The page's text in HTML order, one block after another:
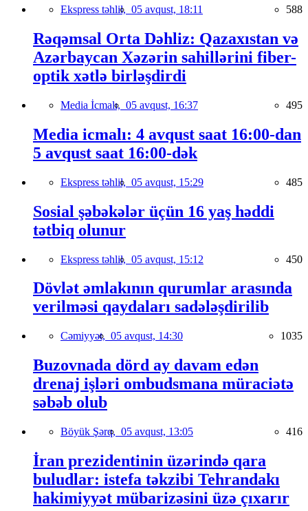
Ekspress təhlil, 05 avqust, 18:11 588
Rəqəmsal Orta Dəhliz: Qazaxıstan və
Azərbaycan Xəzərin sahillərini fiber-
optik xətlə birləşdirdi
Media İcmalı, 05 avqust, 16:37 495
Media icmalı: 4 avqust saat 16:00-dan
5 avqust saat 16:00-dək
Ekspress təhlil, 05 avqust, 15:29 485
Sosial şəbəkələr üçün 16 yaş həddi
tətbiq olunur
Ekspress təhlil, 05 avqust, 15:12 450
Dövlət əmlakının qurumlar arasında
verilməsi qaydaları sadələşdirilib
Cəmiyyət, 05 avqust, 14:30 1035
Buzovnada dörd ay davam edən
drenaj işləri ombudsmana müraciətə
səbəb olub
Böyük Şərq, 05 avqust, 13:05 416
İran prezidentinin üzərində qara
buludlar: istefa təkzibi Tehrandakı
hakimiyyət mübarizəsini üzə çıxarır